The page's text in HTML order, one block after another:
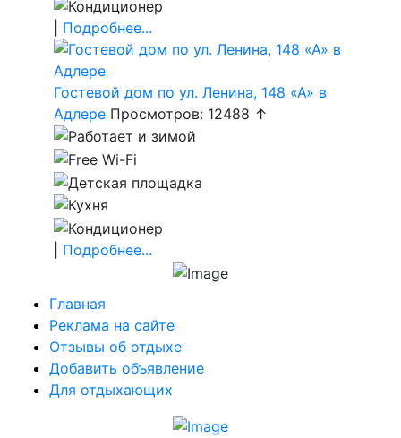
Подробнее...
Гостевой дом по ул. Ленина, 148 «А» в
Адлере Просмотров: 12488 ↑
Подробнее...
Главная
Реклама на сайте
Отзывы об отдыхе
Добавить объявление
Для отдыхающих